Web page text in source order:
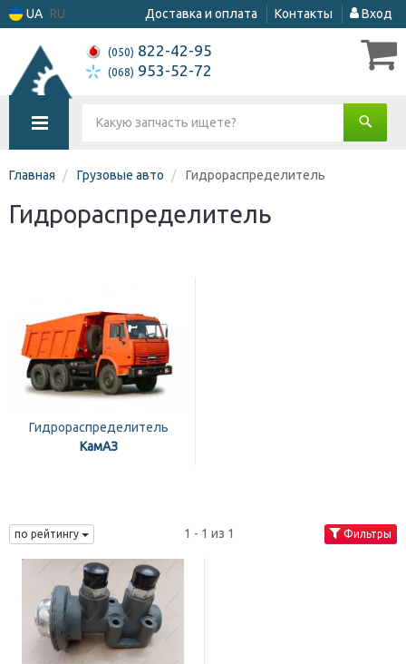
UA RU Доставка и оплата Контакты Вход
(050) 822-42-95
(068) 953-52-72
Главная Грузовые авто Гидрораспределитель
Гидрораспределитель
Гидрораспределитель
КамАЗ
по рейтингу 1 - 1 из 1 Фильтры